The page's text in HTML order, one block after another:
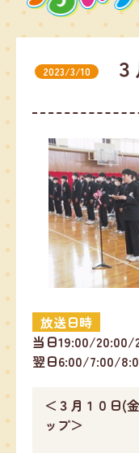
2023/3/10
放送日時
当日19:00/
翌日6:00/7:00/
＜３月１０日(
ップ＞